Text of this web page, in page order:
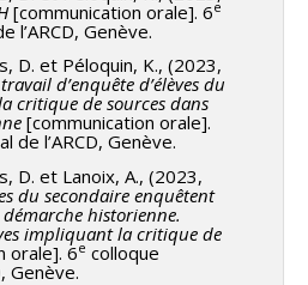
[communication orale]. 6e
l’ARCD, Genève.
D. et Péloquin, K., (2023,
d’enquête d’élèves du
critique de sources dans
[communication orale].
de l’ARCD, Genève.
D. et Lanoix, A., (2023,
du secondaire enquêtent
historienne.
impliquant la critique de
orale]. 6e colloque
Genève.